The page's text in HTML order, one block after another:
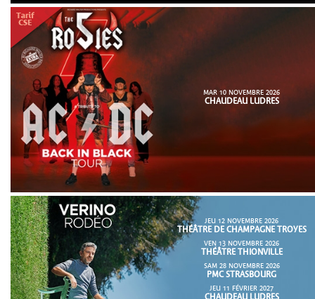
MAR 10 NOVEMBRE 2026
CHAUDEAU LUDRES
JEU 12 NOVEMBRE 2026
THÉÂTRE DE CHAMPAGNE TROYES
VEN 13 NOVEMBRE 2026
THÉÂTRE THIONVILLE
SAM 28 NOVEMBRE 2026
PMC STRASBOURG
JEU 11 FÉVRIER 2027